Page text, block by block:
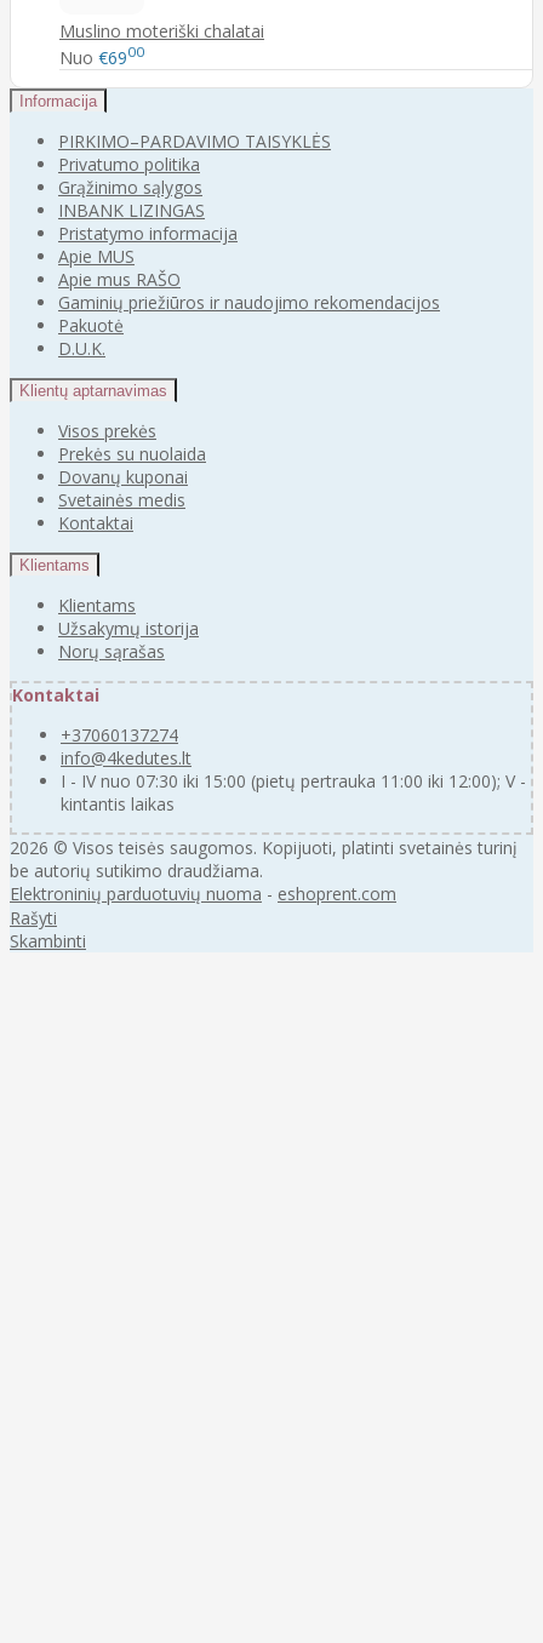
Muslino moteriški chalatai
Nuo €6900
Informacija
PIRKIMO–PARDAVIMO TAISYKLĖS
Privatumo politika
Grąžinimo sąlygos
INBANK LIZINGAS
Pristatymo informacija
Apie MUS
Apie mus RAŠO
Gaminių priežiūros ir naudojimo rekomendacijos
Pakuotė
D.U.K.
Klientų aptarnavimas
Visos prekės
Prekės su nuolaida
Dovanų kuponai
Svetainės medis
Kontaktai
Klientams
Klientams
Užsakymų istorija
Norų sąrašas
Kontaktai
+37060137274
info@4kedutes.lt
I - IV nuo 07:30 iki 15:00 (pietų pertrauka 11:00 iki 12:00); V -
kintantis laikas
2026 © Visos teisės saugomos. Kopijuoti, platinti svetainės turinį
be autorių sutikimo draudžiama.
Elektroninių parduotuvių nuoma - eshoprent.com
Rašyti
Skambinti